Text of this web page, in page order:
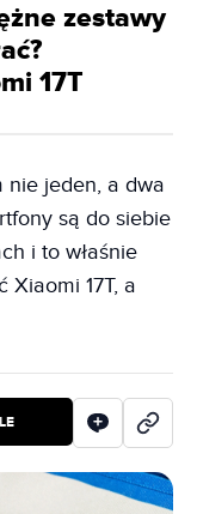
zestawy
17T
nie jeden, a dwa
są do siebie
i to właśnie
17T, a